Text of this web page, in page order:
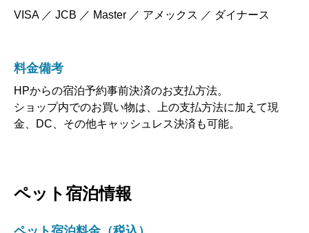
VISA ／ JCB ／ Master ／ アメックス ／ ダイナース
料金備考
HPからの宿泊予約事前決済のお支払方法。
ショップ内でのお買い物は、上の支払方法に加えて現
金、DC、その他キャッシュレス決済も可能。
ペット宿泊情報